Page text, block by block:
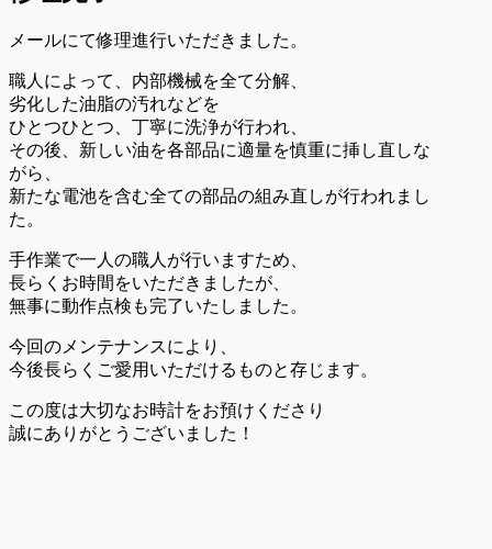
メールにて修理進行いただきました。
職人によって、内部機械を全て分解、
劣化した油脂の汚れなどを
ひとつひとつ、丁寧に洗浄が行われ、
その後、新しい油を各部品に適量を慎重に挿し直しな
がら、
新たな電池を含む全ての部品の組み直しが行われまし
た。
手作業で一人の職人が行いますため、
長らくお時間をいただきましたが、
無事に動作点検も完了いたしました。
今回のメンテナンスにより、
今後長らくご愛用いただけるものと存じます。
この度は大切なお時計をお預けくださり
誠にありがとうございました！